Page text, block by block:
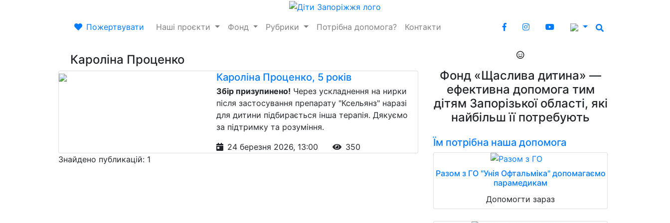
Пожертвувати Наші проєкти Фонд Рубрики Потрібна допомога? Контакти
Кароліна Проценко
Кароліна Проценко, 5 років
Збір призупинено! Через ускладнення на нирки
після застосування препарату "Ксельянз" наразі
для дитини підбирається інша терапія. Дякуємо
за підтримку та розуміння.
24 березня 2026, 13:00
350
Знайдено публикацій: 1
Фонд «Щаслива дитина» —
ефективна допомога тим
дітям Запорізької області, які
найбільш її потребують
Їм потрібна наша допомога
Разом з ГО "Унія Офтальміка" допомагаємо
парамедикам
Допомогти зараз